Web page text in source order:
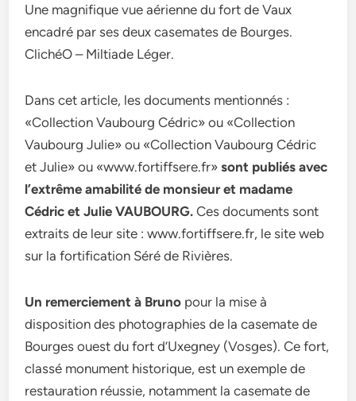
Une magnifique vue aérienne du fort de Vaux
encadré par ses deux casemates de Bourges.
ClichéO – Miltiade Léger.
Dans cet article, les documents mentionnés :
«Collection Vaubourg Cédric» ou «Collection
Vaubourg Julie» ou «Collection Vaubourg Cédric
et Julie» ou «www.fortiffsere.fr»sont publiés avec
l’extrême amabilité de monsieur et madame
Cédric et Julie VAUBOURG. Ces documents sont
extraits de leur site : www.fortiffsere.fr, le site web
sur la fortification Séré de Rivières.
Un remerciement à Bruno pour la mise à
disposition des photographies de la casemate de
Bourges ouest du fort d’Uxegney (Vosges). Ce fort,
classé monument historique, est un exemple de
restauration réussie, notamment la casemate de